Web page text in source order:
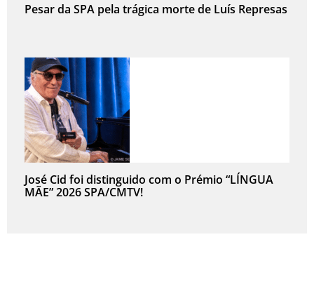
Pesar da SPA pela trágica morte de Luís Represas
José Cid foi distinguido com o Prémio “LÍNGUA
MÃE” 2026 SPA/CMTV!